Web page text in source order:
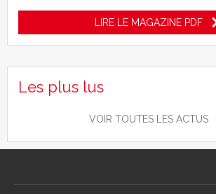
LIRE LE MAGAZINE PDF
Les plus lus
VOIR TOUTES LES ACTUS